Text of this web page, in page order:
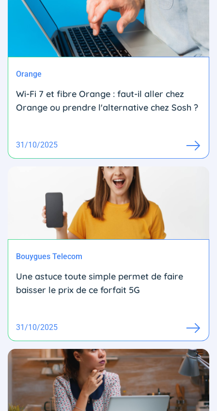
Orange
Wi-Fi 7 et fibre Orange : faut-il aller chez
Orange ou prendre l'alternative chez Sosh ?
31/10/2025
Bouygues Telecom
Une astuce toute simple permet de faire
baisser le prix de ce forfait 5G
31/10/2025